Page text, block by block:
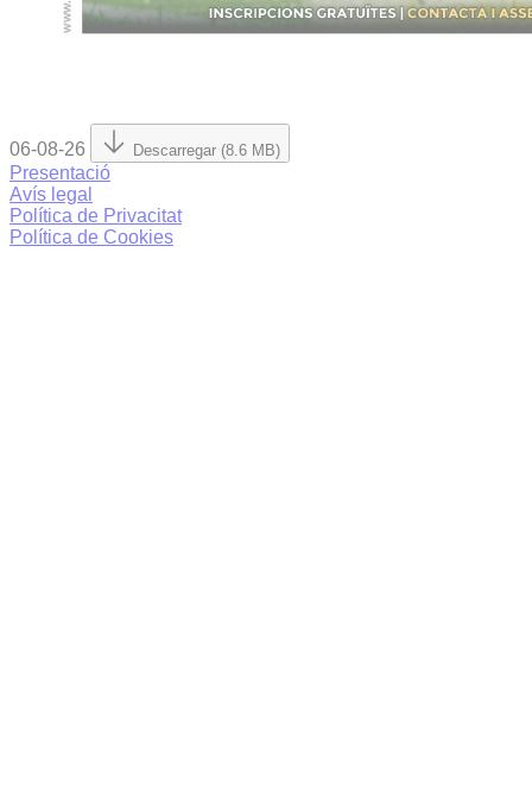
06-08-26 Descarregar (8.6 MB)
Presentació
Avís legal
Política de Privacitat
Política de Cookies